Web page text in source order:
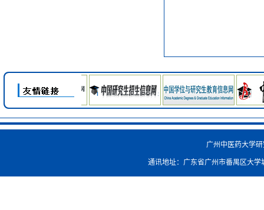
广州中医药大学
通讯地址：广东省广州市番禺区大